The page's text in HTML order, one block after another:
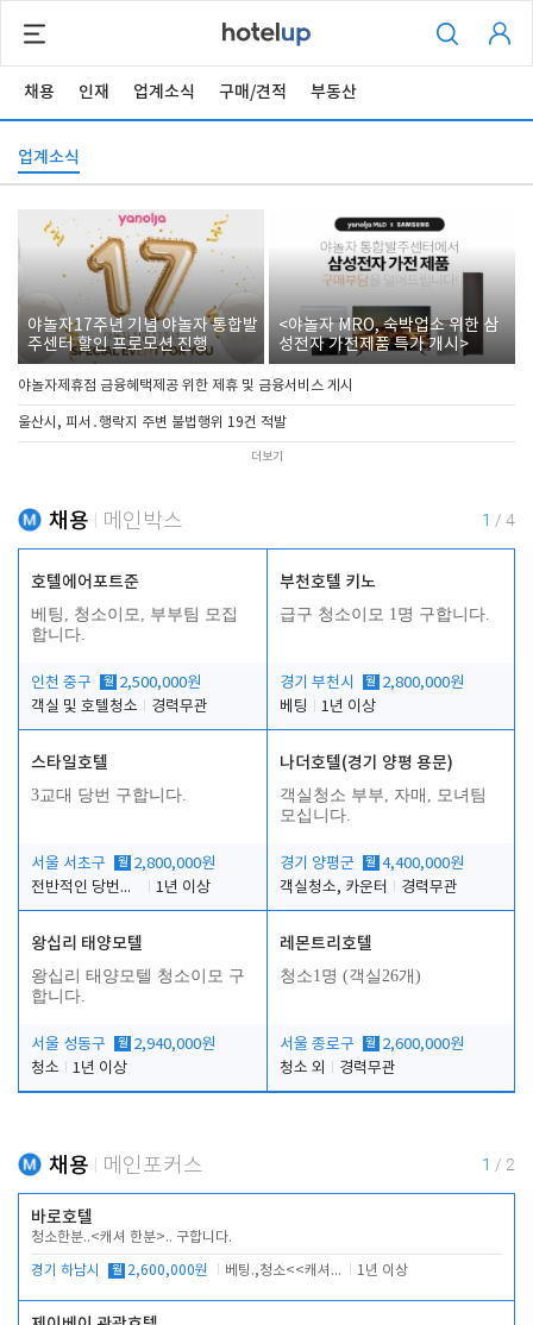
채용 인재 업계소식 구매/견적 부동산
업계소식
야놀자17주년 기념 야놀자 통합발
주센터 할인 프로모션 진행
<야놀자 MRO, 숙박업소 위한 삼
성전자 가전제품 특가 개시>
야놀자제휴점 금융혜택제공 위한 제휴 및 금융서비스 게시
울산시, 피서․행락지 주변 불법행위 19건 적발
더보기
채용 메인박스 1 / 4
호텔에어포트준
베팅, 청소이모, 부부팀 모집
합니다.
인천 중구 월 2,500,000원
객실 및 호텔청소
경력무관
부천호텔 키노
급구 청소이모 1명 구합니다.
경기 부천시 월 2,800,000원
베팅
1년 이상
스타일호텔
3교대 당번 구합니다.
서울 서초구 월 2,800,000원
전반적인 당번업무
1년 이상
나더호텔(경기 양평 용문)
객실청소 부부, 자매, 모녀팀
모십니다.
경기 양평군 월 4,400,000원
객실청소, 카운터
경력무관
왕십리 태양모텔
왕십리 태양모텔 청소이모 구
합니다.
서울 성동구 월 2,940,000원
청소
1년 이상
레몬트리호텔
청소1명 (객실26개)
서울 종로구 월 2,600,000원
청소 외
경력무관
채용 메인포커스 1 / 2
바로호텔
청소한분..<캐셔 한분>.. 구합니다.
경기 하남시 월 2,600,000원 베팅.,청소<<캐셔 모셔봅니다. 1년 이상